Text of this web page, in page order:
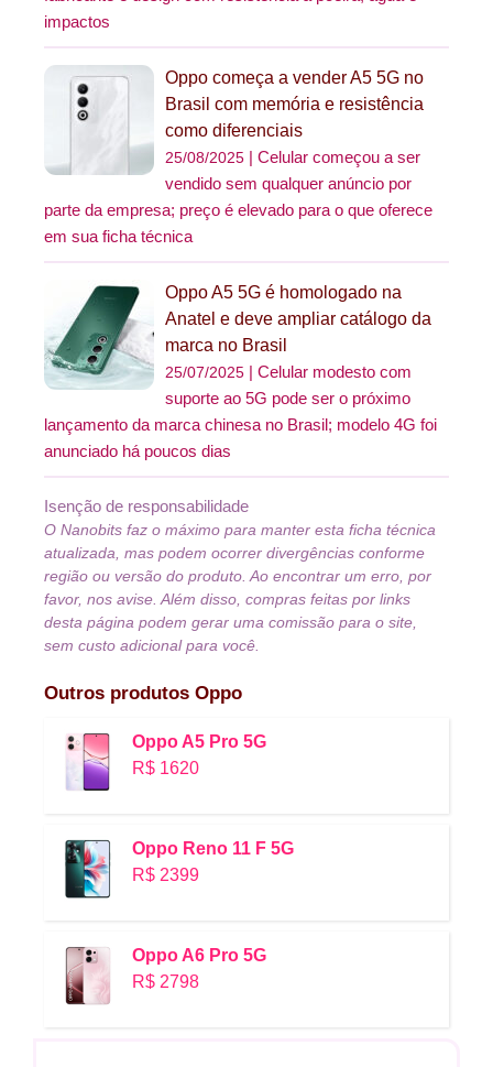
impactos
Oppo começa a vender A5 5G no
Brasil com memória e resistência
como diferenciais
25/08/2025
Celular começou a ser
vendido sem qualquer anúncio por
parte da empresa; preço é elevado para o que oferece
em sua ficha técnica
Oppo A5 5G é homologado na
Anatel e deve ampliar catálogo da
marca no Brasil
25/07/2025
Celular modesto com
suporte ao 5G pode ser o próximo
lançamento da marca chinesa no Brasil; modelo 4G foi
anunciado há poucos dias
Isenção de responsabilidade
O Nanobits faz o máximo para manter esta ficha técnica
atualizada, mas podem ocorrer divergências conforme
região ou versão do produto. Ao encontrar um erro, por
favor, nos avise. Além disso, compras feitas por links
desta página podem gerar uma comissão para o site,
sem custo adicional para você.
Outros produtos Oppo
Oppo A5 Pro 5G
R$ 1620
Oppo Reno 11 F 5G
R$ 2399
Oppo A6 Pro 5G
R$ 2798